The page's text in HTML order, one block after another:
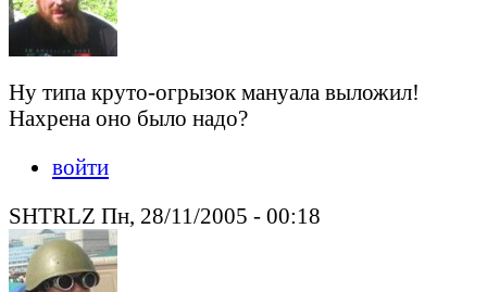
Ну типа круто-огрызок мануала выложил!
Нахрена оно было надо?
войти
SHTRLZ Пн, 28/11/2005 - 00:18